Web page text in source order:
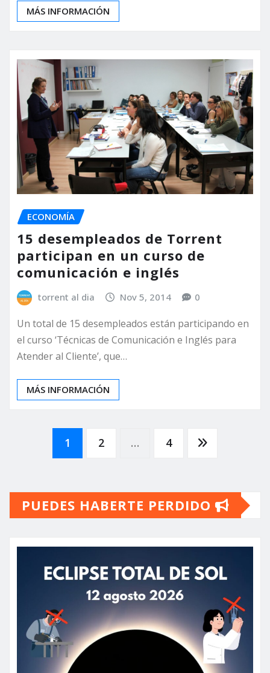
MÁS INFORMACIÓN
ECONOMÍA
15 desempleados de Torrent
participan en un curso de
comunicación e inglés
torrent al dia Nov 5, 2014 0
Un total de 15 desempleados están participando en
el curso ‘Técnicas de Comunicación e Inglés para
Atender al Cliente’, que…
MÁS INFORMACIÓN
Paginación
entradas
1 2 … 4
PUEDES HABERTE PERDIDO